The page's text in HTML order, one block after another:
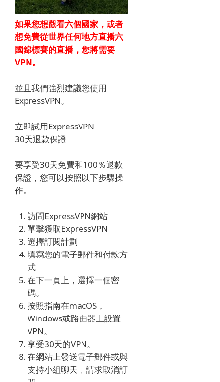
如果您想觀看六個國家，或者
想免費從世界任何地方直播六
國錦標賽的直播，您將需要
VPN。
並且我們強烈建議您使用
ExpressVPN。
立即試用ExpressVPN
30天退款保證
要享受30天免費和100％退款
保證，您可以按照以下步驟操
作。
訪問ExpressVPN網站
單擊獲取ExpressVPN
選擇訂閱計劃
填寫您的電子郵件和付款方
式
在下一頁上，選擇一個密
碼。
按照指南在macOS，
Windows或路由器上設置
VPN。
享受30天的VPN。
在網站上發送電子郵件或與
支持小組聊天，請求取消訂